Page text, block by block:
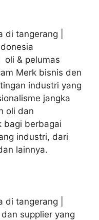
tangerang |
oli & pelumas
Merk bisnis den
industri yang
jangka
oli dan
bagi berbagai
industri, dari
lainnya.
tangerang |
supplier yang